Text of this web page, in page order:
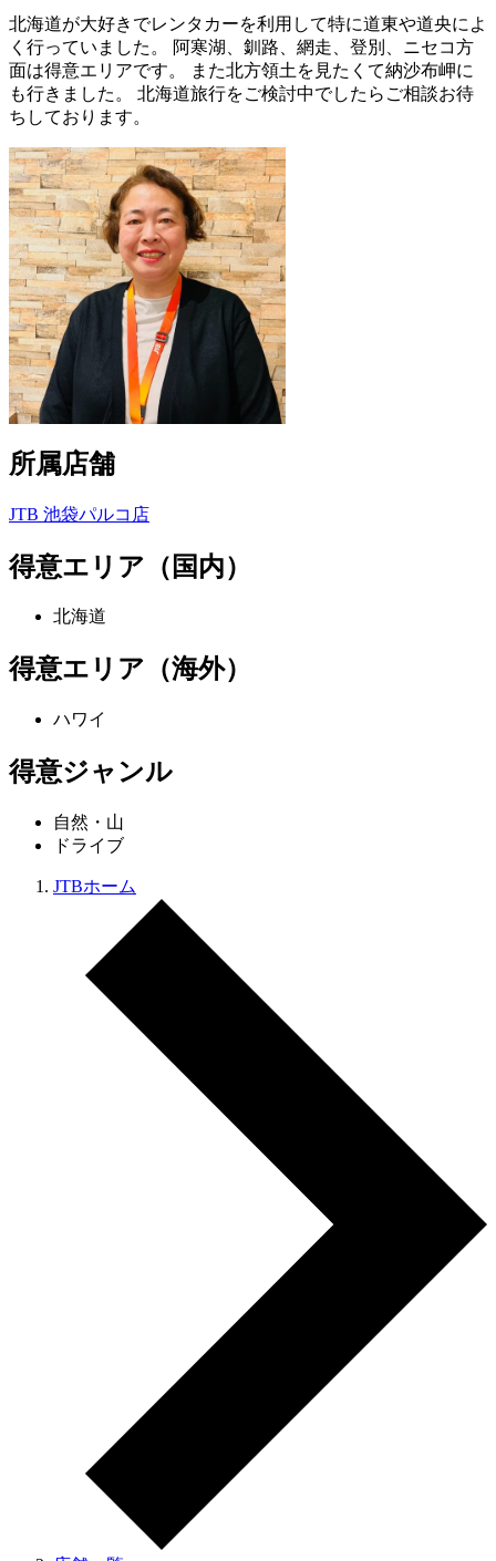
北海道が大好きでレンタカーを利用して特に道東や道央によ
く行っていました。 阿寒湖、釧路、網走、登別、ニセコ方
面は得意エリアです。 また北方領土を見たくて納沙布岬に
も行きました。 北海道旅行をご検討中でしたらご相談お待
ちしております。
所属店舗
JTB 池袋パルコ店
得意エリア（国内）
北海道
得意エリア（海外）
ハワイ
得意ジャンル
自然・山
ドライブ
JTBホーム